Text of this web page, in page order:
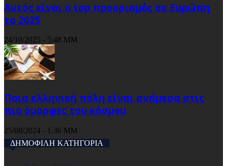
Αυτός είναι ο top προορισμός σε Ευρώπη
το 2025
24/10/2025 - 5:48 ΜΜ
Ποια ελληνική πόλη είναι ανάμεσα στις
πιο όμορφες του κόσμου
25/08/2024 - 1:36 ΜΜ
ΔΗΜΟΦΙΛΗ ΚΑΤΗΓΟΡΙΑ